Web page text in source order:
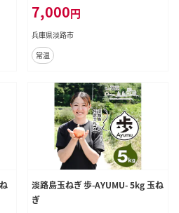
7,000円
兵庫県淡路市
常温
淡路島玉ねぎ 歩-AYUMU- 5kg 玉ね
ぎ